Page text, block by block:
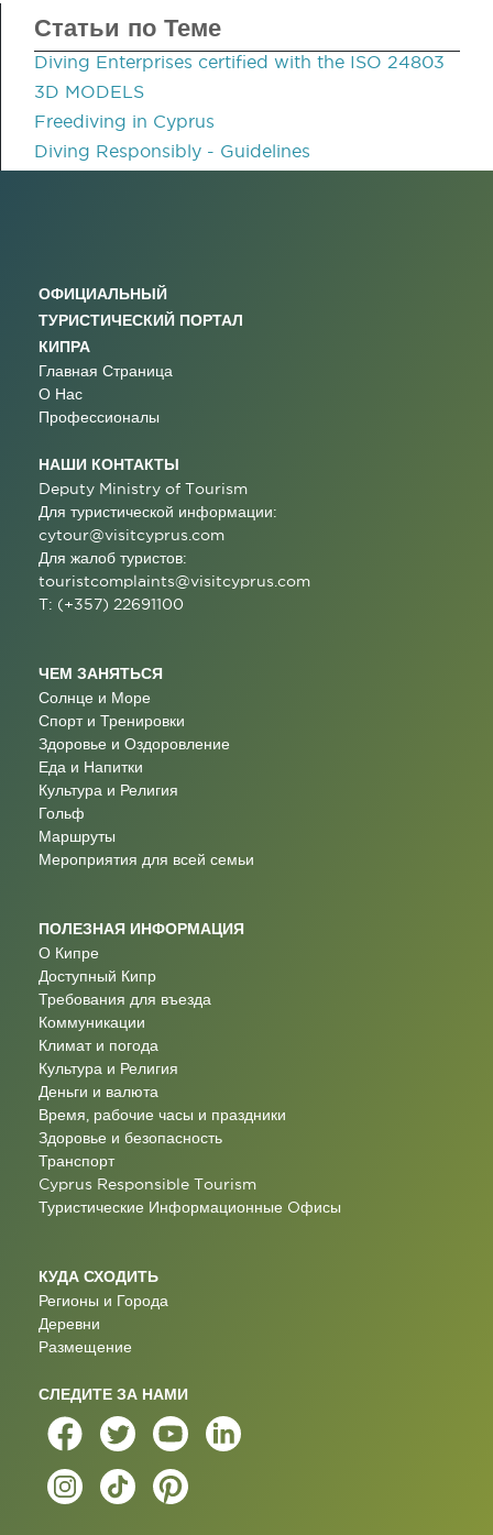
Статьи по Теме
Diving Enterprises certified with the ISO 24803
3D MODELS
Freediving in Cyprus
Diving Responsibly - Guidelines
ОФИЦИАЛЬНЫЙ
ТУРИСТИЧЕСКИЙ ПОРТАЛ
КИПРА
Главная Страница
О Нас
Профессионалы
НАШИ КОНТАКТЫ
Deputy Ministry of Tourism
Для туристической информации:
cytour@visitcyprus.com
Для жалоб туристов:
touristcomplaints@visitcyprus.com
T: (+357) 22691100
ЧЕМ ЗАНЯТЬСЯ
Солнце и Море
Спорт и Тренировки
Здоровье и Оздоровление
Еда и Напитки
Культура и Религия
Гольф
Маршруты
Мероприятия для всей семьи
ПОЛЕЗНАЯ ИНФОРМАЦИЯ
О Кипре
Доступный Кипр
Требования для въезда
Коммуникации
Климат и погода
Культура и Религия
Деньги и валюта
Время, рабочие часы и праздники
Здоровье и безопасность
Транспорт
Cyprus Responsible Tourism
Туристические Информационные Oфисы
КУДА СХОДИТЬ
Регионы и Города
Деревни
Размещение
СЛЕДИТЕ ЗА НАМИ